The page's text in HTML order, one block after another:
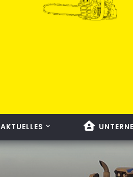
AKTUELLES